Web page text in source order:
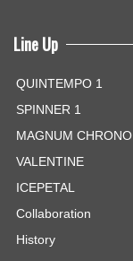
Line Up
QUINTEMPO 1
SPINNER 1
MAGNUM CHRONO
VALENTINE
ICEPETAL
Collaboration
History